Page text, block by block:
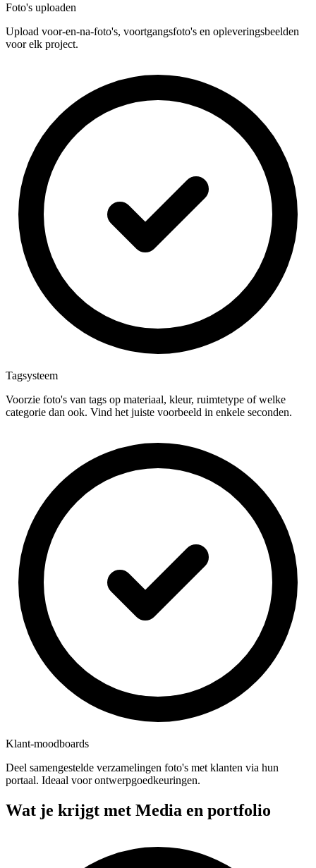
Foto's uploaden
Upload voor-en-na-foto's, voortgangsfoto's en opleveringsbeelden
voor elk project.
Tagsysteem
Voorzie foto's van tags op materiaal, kleur, ruimtetype of welke
categorie dan ook. Vind het juiste voorbeeld in enkele seconden.
Klant-moodboards
Deel samengestelde verzamelingen foto's met klanten via hun
portaal. Ideaal voor ontwerpgoedkeuringen.
Wat je krijgt met Media en portfolio